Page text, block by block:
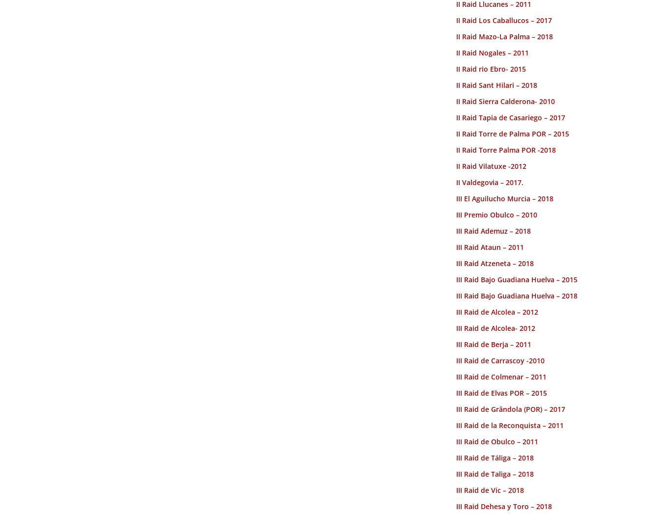
II Raid Llucanes – 2011
II Raid Los Caballucos – 2017
II Raid Mazo-La Palma – 2018
II Raid Nogales – 2011
II Raid rio Ebro- 2015
II Raid Sant Hilari – 2018
II Raid Sierra Calderona- 2010
II Raid Tapia de Casariego – 2017
II Raid Torre de Palma POR – 2015
II Raid Torre Palma POR -2018
II Raid Vilatuxe -2012
II Valdegovia – 2017.
III El Aguilucho Murcia – 2018
III Premio Obulco – 2010
III Raid Ademuz – 2018
III Raid Ataun – 2011
III Raid Atzeneta – 2018
III Raid Bajo Guadiana Huelva – 2015
III Raid Bajo Guadiana Huelva – 2018
III Raid de Alcolea – 2012
III Raid de Alcolea- 2012
III Raid de Berja – 2011
III Raid de Carrascoy -2010
III Raid de Colmenar – 2011
III Raid de Elvas POR – 2015
III Raid de Grândola (POR) – 2017
III Raid de la Reconquista – 2011
III Raid de Obulco – 2011
III Raid de Táliga – 2018
III Raid de Taliga – 2018
III Raid de Vic – 2018
III Raid Dehesa y Toro – 2018